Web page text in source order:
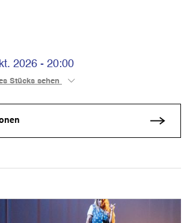
2026 - 20:00
Stücks sehen